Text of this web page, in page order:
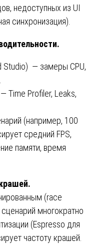
недоступных из UI
синхронизация).
Studio) — замеры CPU,
Time Profiler, Leaks,
(например, 100
средний FPS,
памяти, время
(race
многократно
(Espresso для
частоту крашей.